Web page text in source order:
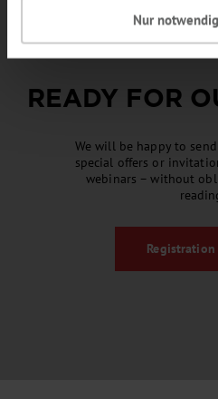
Nur
READY FOR
We will be happy to
special offers or
webinars – without
Registration